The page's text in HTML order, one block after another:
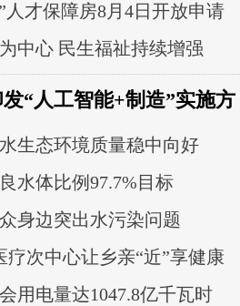
人才保障房8月4日开放申请
中心 民生福祉持续增强
“人工智能+制造”实施方
生态环境质量稳中向好
水体比例97.7%目标
身边突出水污染问题
疗次中心让乡亲“近”享健康
用电量达1047.8亿千瓦时